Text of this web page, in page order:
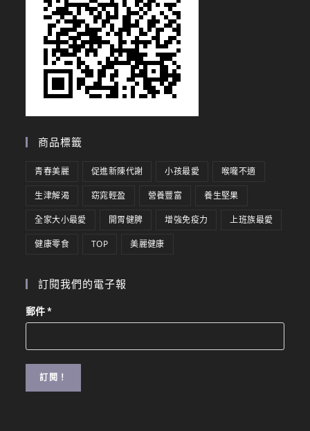
商品標籤
青春美麗 促進新陳代謝 小孩最愛 喉嚨不適
生津解渴 窈窕輕盈 營養豐富 養生堅果
全家大小最愛 開胃健脾 增強免疫力 上班族最愛
健康零食 TOP 美麗健康
訂閱我們的電子報
郵件*